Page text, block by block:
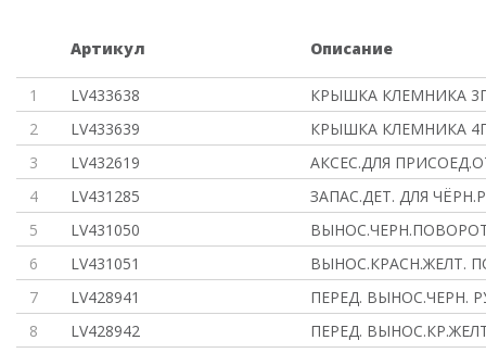
Артикул Описание
1 LV433638
КРЫШКА КЛЕМНИКА 3П
2
LV433639
КРЫШКА КЛЕМНИКА 4П
3
LV432619
АКСЕС.ДЛЯ
4
LV431285
ЗАПАС.ДЕТ. ДЛЯ
5
LV431050
6
LV431051
ВЫНОС.КРАСН.ЖЕЛТ.
7
LV428941
ПЕРЕД. ВЫНОС.ЧЕРН.
8
LV428942
ПЕРЕД.